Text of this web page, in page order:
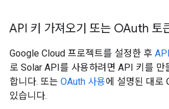
API 키 가져오기 또는 OAuth 토
Google Cloud 프로젝트를 설정한 후
로 Solar API를 사용하려면 API 키를 만
합니다. 또는 OAuth 사용에 설명된 대로
있습니다.